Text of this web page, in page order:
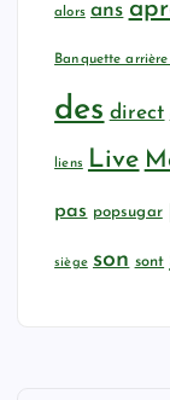
alors ans
Banquette
des direct
liens Live
pas popsugar
siège son sont